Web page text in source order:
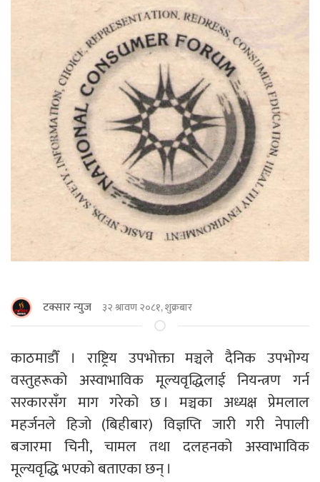
टक्सार न्युज ३२ श्रावण २०८१, शुक्रबार
काठमाडौँ । राष्ट्रिय उपभोक्ता मञ्चले दैनिक उपभोग्य
वस्तुहरूको अस्वाभाविक मूल्यवृद्धिलाई नियन्त्रण गर्न
सरकारसँग माग गरेको छ । मञ्चका अध्यक्ष प्रेमलाल
महर्जनले हिजाे (बिहीबार) विज्ञप्ति जारी गरी नेपाली
बजारमा चिनी, चामल तथा दलहनको अस्वाभाविक
मूल्यवृद्धि भएको बताएका छन् ।